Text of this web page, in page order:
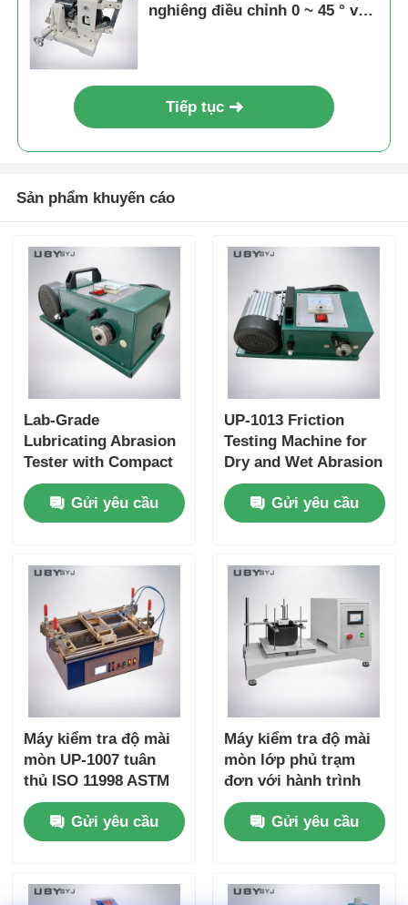
nghiêng điều chỉnh 0 ~ 45 ° và
Tiếp tục
Sản phẩm khuyến cáo
Lab-Grade
Lubricating Abrasion
Tester with Compact
Structure and User-
Friendly Interface for
Friction and Wear
Gửi yêu cầu
UP-1013 Friction
Testing Machine for
Dry and Wet Abrasion
Test with Adjustable
Load Range and Real-
time Friction
Gửi yêu cầu
Máy kiểm tra độ mài
mòn UP-1007 tuân
thủ ISO 11998 ASTM
D2486 với tần số di
chuyển bàn chải 37 ±
1cpm và thân nhôm
Gửi yêu cầu
Máy kiểm tra độ mài
mòn lớp phủ trạm
đơn với hành trình
100 mm ±5 mm và tốc
độ 6,5 ± 0,2m /phút để
kiểm tra độ bền
Gửi yêu cầu